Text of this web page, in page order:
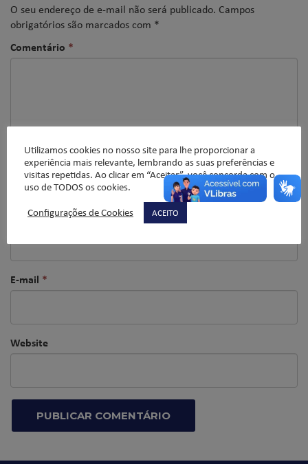
O seu endereço de e-mail não será publicado. Campos
obrigatórios são marcados com *
Comentário *
Nome*
E-mail *
Website
Utilizamos cookies no nosso site para lhe proporcionar a
experiência mais relevante, lembrando as suas preferências e
visitas repetidas. Ao clicar em “Aceitar”, você concorda com o
uso de TODOS os cookies.
Configurações de Cookies
ACEITO